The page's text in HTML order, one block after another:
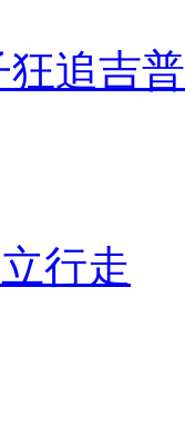
追吉
行走